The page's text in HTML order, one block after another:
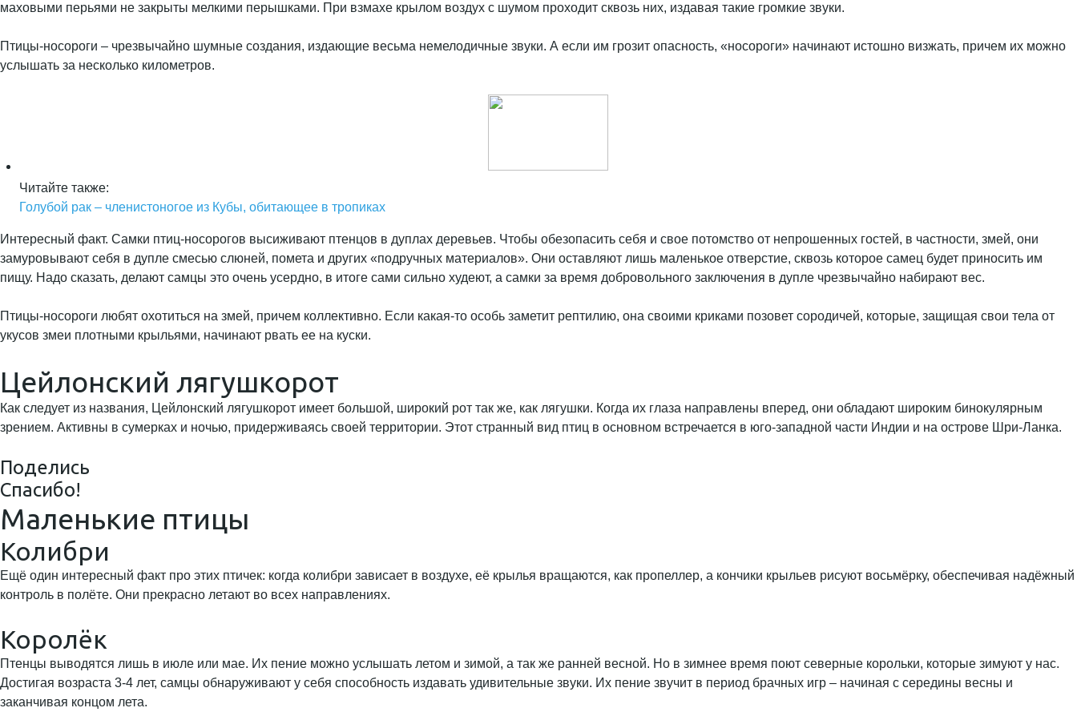
маховыми перьями не закрыты мелкими перышками. При взмахе крылом воздух с шумом проходит сквозь них, издавая такие громкие звуки.
Птицы-носороги – чрезвычайно шумные создания, издающие весьма немелодичные звуки. А если им грозит опасность, «носороги» начинают истошно визжать, причем их можно
услышать за несколько километров.
Читайте также:
Голубой рак – членистоногое из Кубы, обитающее в тропиках
Интересный факт. Самки птиц-носорогов высиживают птенцов в дуплах деревьев. Чтобы обезопасить себя и свое потомство от непрошенных гостей, в частности, змей, они
замуровывают себя в дупле смесью слюней, помета и других «подручных материалов». Они оставляют лишь маленькое отверстие, сквозь которое самец будет приносить им
пищу. Надо сказать, делают самцы это очень усердно, в итоге сами сильно худеют, а самки за время добровольного заключения в дупле чрезвычайно набирают вес.
Птицы-носороги любят охотиться на змей, причем коллективно. Если какая-то особь заметит рептилию, она своими криками позовет сородичей, которые, защищая свои тела от
укусов змеи плотными крыльями, начинают рвать ее на куски.
Цейлонский лягушкорот
Как следует из названия, Цейлонский лягушкорот имеет большой, широкий рот так же, как лягушки. Когда их глаза направлены вперед, они обладают широким бинокулярным
зрением. Активны в сумерках и ночью, придерживаясь своей территории. Этот странный вид птиц в основном встречается в юго-западной части Индии и на острове Шри-Ланка.
Поделись
Спасибо!
Маленькие птицы
Колибри
Ещё один интересный факт про этих птичек: когда колибри зависает в воздухе, её крылья вращаются, как пропеллер, а кончики крыльев рисуют восьмёрку, обеспечивая надёжный
контроль в полёте. Они прекрасно летают во всех направлениях.
Королёк
Птенцы выводятся лишь в июле или мае. Их пение можно услышать летом и зимой, а так же ранней весной. Но в зимнее время поют северные корольки, которые зимуют у нас.
Достигая возраста 3-4 лет, самцы обнаруживают у себя способность издавать удивительные звуки. Их пение звучит в период брачных игр – начиная с середины весны и
заканчивая концом лета.